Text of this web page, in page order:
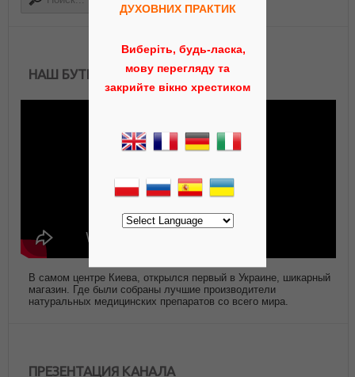
НАШ БУТИК АЮРВЕДЫ
В самом центре Киева, открылся первый в Украине, шикарный
магазин. Где были собраны лучшие производители
натуральных медицинских препаратов со всего мира.
ПРЕЗЕНТАЦИЯ КАНАЛА
ДУХОВНИХ ПРАКТИК
Виберіть, будь-ласка,
мову перегляду та
закрийте вікно хрестиком